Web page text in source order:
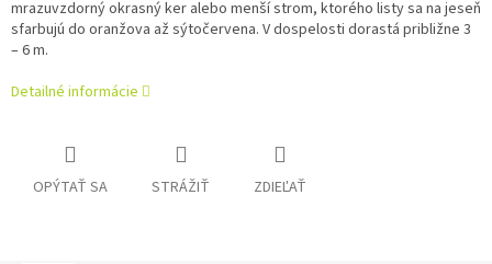
mrazuvzdorný okrasný ker alebo menší strom, ktorého listy sa na jeseň
sfarbujú do oranžova až sýtočervena. V dospelosti dorastá približne 3
– 6 m.
Detailné informácie
OPÝTAŤ SA STRÁŽIŤ ZDIEĽAŤ